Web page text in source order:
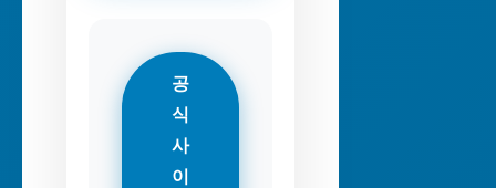
공
식
사
이